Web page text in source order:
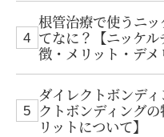
根管治療で使うニ
てなに？【ニッケ
徴・メリット・デメ
ダイレクトボンデ
クトボンディング
リットについて】